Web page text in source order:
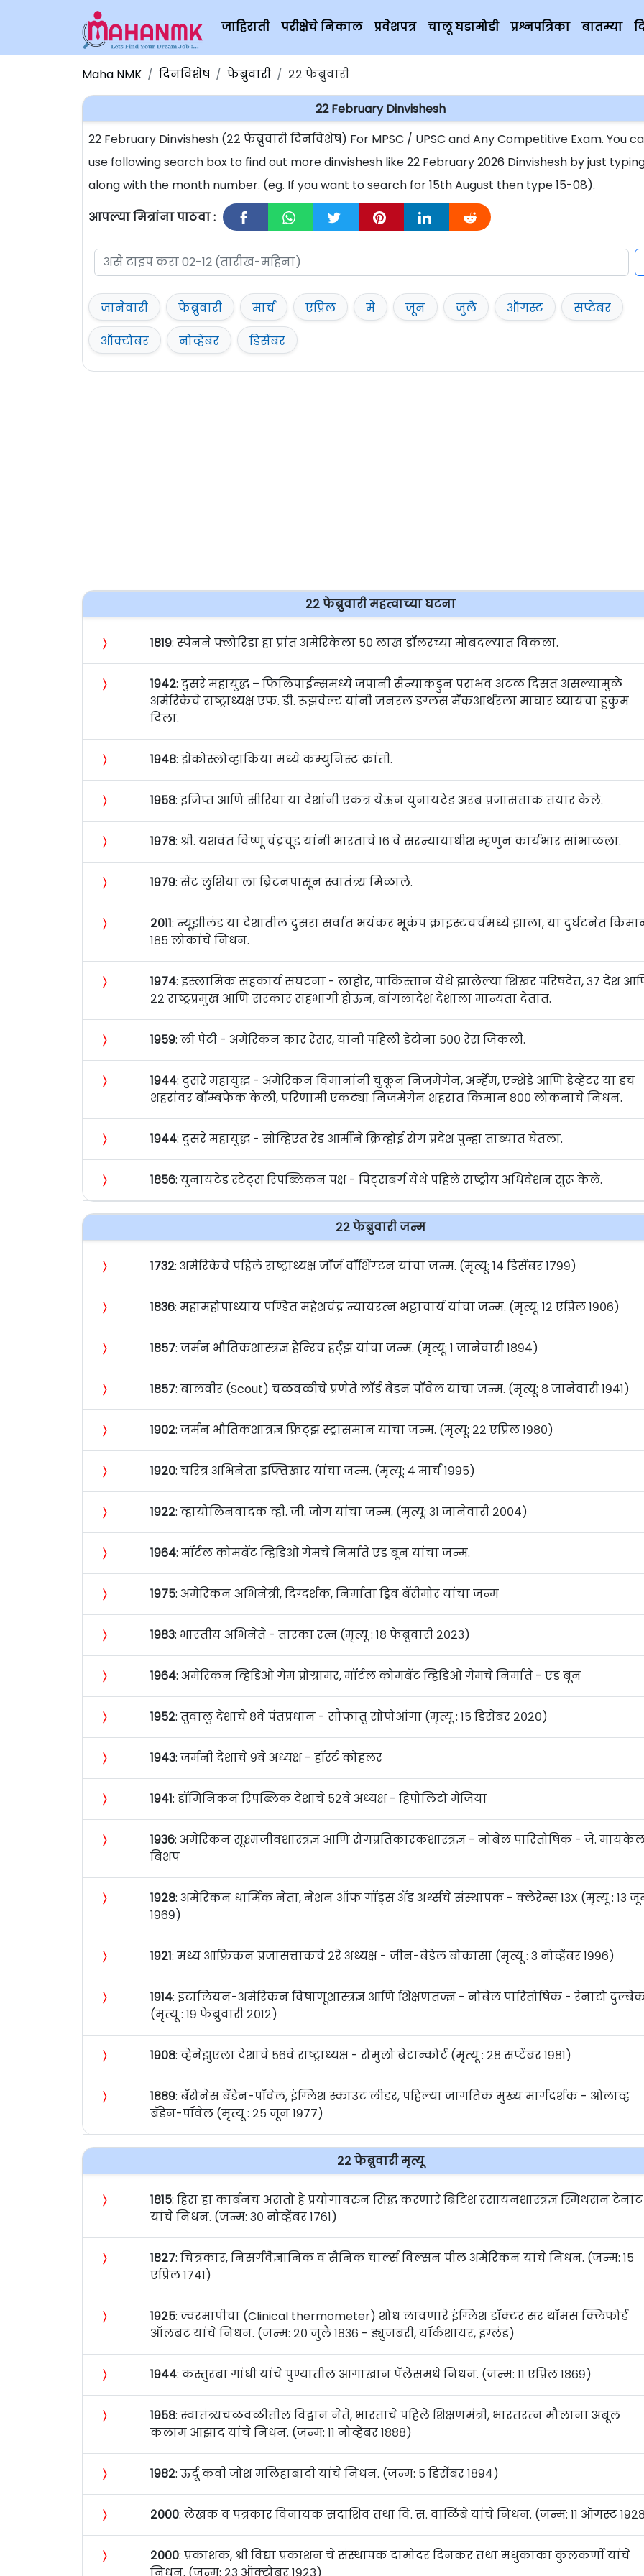
जाहिराती परीक्षेचे निकाल प्रवेशपत्र चालू घडामोडी प्रश्नपत्रिका बातम्या
Maha NMK दिनविशेष फेब्रुवारी २२ फेब्रुवारी
22 February Dinvishesh
22 February Dinvishesh (२२ फेब्रुवारी दिनविशेष) For MPSC / UPSC and Any Competitive Exam. You
use following search box to find out more dinvishesh like 22 February 2026 Dinvishesh by just
along with the month number. (eg. If you want to search for 15th August then type 15-08).
आपल्या मित्रांना पाठवा :
जानेवारी फेब्रुवारी मार्च एप्रिल मे जून जुलै ऑगस्ट
सप्टेंबर
ऑक्टोबर
नोव्हेंबर डिसेंबर
२२ फेब्रुवारी महत्वाच्या घटना
〉 १८१९: स्पेनने फ्लोरिडा हा प्रांत अमेरिकेला ५० लाख डॉलरच्या मोबदल्यात विकला.
〉 १९४२: दुसरे महायुद्ध – फिलिपाईन्समध्ये जपानी सैन्याकडुन पराभव अटळ दिसत असल्यामुळे
अमेरिकेचे राष्ट्राध्यक्ष एफ. डी. रूझवेल्ट यांनी जनरल डग्लस मॅकआर्थरला माघार घ्यायचा हुकुम
दिला.
〉 १९४८: झेकोस्लोव्हाकिया मध्ये कम्युनिस्ट क्रांती.
〉 १९५८: इजिप्त आणि सीरिया या देशांनी एकत्र येऊन युनायटेड अरब प्रजासत्ताक तयार केले.
〉 १९७८: श्री. यशवंत विष्णू चंद्रचूड यांनी भारताचे १६ वे सरन्यायाधीश म्हणुन कार्यभार सांभाळला.
〉 १९७९: सेंट लुशिया ला ब्रिटनपासून स्वातंत्र्य मिळाले.
〉 २०११: न्यूझीलंड या देशातील दुसरा सर्वात भयंकर भूकंप क्राइस्टचर्चमध्ये झाला, या दुर्घटनेत
१८५ लोकांचे निधन.
〉 १९७४: इस्लामिक सहकार्य संघटना - लाहोर, पाकिस्तान येथे झालेल्या शिखर परिषदेत, ३७ देश
२२ राष्ट्रप्रमुख आणि सरकार सहभागी होऊन, बांगलादेश देशाला मान्यता देतात.
〉 १९५९: ली पेटी - अमेरिकन कार रेसर, यांनी पहिली डेटोना ५०० रेस जिकली.
〉 १९४४: दुसरे महायुद्ध - अमेरिकन विमानांनी चुकून निजमेगेन, अर्न्हेम, एन्शेडे आणि डेव्हेंटर या डच
शहरांवर बॉम्बफेक केली, परिणामी एकट्या निजमेगेन शहरात किमान ८०० लोकनाचे निधन.
〉 १९४४: दुसरे महायुद्ध - सोव्हिएत रेड आर्मीने क्रिव्होई रोग प्रदेश पुन्हा ताब्यात घेतला.
〉 १८५६: युनायटेड स्टेट्स रिपब्लिकन पक्ष - पिट्सबर्ग येथे पहिले राष्ट्रीय अधिवेशन सुरू केले.
२२ फेब्रुवारी जन्म
〉 १७३२: अमेरिकेचे पहिले राष्ट्राध्यक्ष जॉर्ज वॉशिंग्टन यांचा जन्म. (मृत्यू: १४ डिसेंबर १७९९)
〉 १८३६: महामहोपाध्याय पण्डित महेशचंद्र न्यायरत्‍न भट्टाचार्य यांचा जन्म. (मृत्यू: १२ एप्रिल १९०६)
〉 १८५७: जर्मन भौतिकशास्त्रज्ञ हेन्‍रिच हर्ट्‌झ यांचा जन्म. (मृत्यू: १ जानेवारी १८९४)
〉 १८५७: बालवीर (Scout) चळवळीचे प्रणेते लॉर्ड बेडन पॉवेल यांचा जन्म. (मृत्यू: ८ जानेवारी १९४१)
〉 १९०२: जर्मन भौतिकशात्रज्ञ फ्रिट्झ स्ट्रासमान यांचा जन्म. (मृत्यू: २२ एप्रिल १९८०)
〉 १९२०: चरित्र अभिनेता इफ्तिखार यांचा जन्म. (मृत्यू: ४ मार्च १९९५)
〉 १९२२: व्हायोलिनवादक व्ही. जी. जोग यांचा जन्म. (मृत्यू: ३१ जानेवारी २००४)
〉 १९६४: मॉर्टल कोमबॅट व्हिडिओ गेमचे निर्माते एड बून यांचा जन्म.
〉 १९७५: अमेरिकन अभिनेत्री, दिग्दर्शक, निर्माता ड्रिव बॅरीमोर यांचा जन्म
〉 १९८३: भारतीय अभिनेते - तारका रत्न (मृत्यू : १८ फेब्रुवारी २०२३)
〉 १९६४: अमेरिकन व्हिडिओ गेम प्रोग्रामर, मॉर्टल कोमबॅट व्हिडिओ गेमचे निर्माते - एड बून
〉 १९५२: तुवालु देशाचे ८वे पंतप्रधान - सौफातु सोपोआंगा (मृत्यू : १५ डिसेंबर २०२०)
〉 १९४३: जर्मनी देशाचे ९वे अध्यक्ष - हॉर्स्ट कोहलर
〉 १९४१: डॉमिनिकन रिपब्लिक देशाचे ५२वे अध्यक्ष - हिपोलिटो मेजिया
〉 १९३६: अमेरिकन सूक्ष्मजीवशास्त्रज्ञ आणि रोगप्रतिकारकशास्त्रज्ञ - नोबेल पारितोषिक - जे.
बिशप
〉 १९२८: अमेरिकन धार्मिक नेता, नेशन ऑफ गॉड्स अँड अर्थ्सचे संस्थापक - क्लेरेन्स 13X (मृत्यू : १३
१९६९)
〉 १९२१: मध्य आफ्रिकन प्रजासत्ताकचे २रे अध्यक्ष - जीन-बेडेल बोकासा (मृत्यू : ३ नोव्हेंबर १९९६)
〉 १९१४: इटालियन-अमेरिकन विषाणूशास्त्रज्ञ आणि शिक्षणतज्ज्ञ - नोबेल पारितोषिक - रेनाटो
(मृत्यू : १९ फेब्रुवारी २०१२)
〉 १९०८: व्हेनेझुएला देशाचे ५६वे राष्ट्राध्यक्ष - रोमुलो बेटान्कोर्ट (मृत्यू : २८ सप्टेंबर १९८१)
〉 १८८९: बॅरोनेस बॅडेन-पॉवेल, इंग्लिश स्काउट लीडर, पहिल्या जागतिक मुख्य मार्गदर्शक - ओलाव्ह
बॅडेन-पॉवेल (मृत्यू : २५ जून १९७७)
२२ फेब्रुवारी मृत्यू
〉 १८१५: हिरा हा कार्बनच असतो हे प्रयोगावरुन सिद्ध करणारे ब्रिटिश रसायनशास्त्रज्ञ स्मिथसन टेनांट
यांचे निधन. (जन्म: ३० नोव्हेंबर १७६१)
〉 १८२७: चित्रकार, निसर्गवैज्ञानिक व सैनिक चार्ल्स विल्सन पील अमेरिकन यांचे निधन. (जन्म: १५
एप्रिल १७४१)
〉 १९२५: ज्वरमापीचा (Clinical thermometer) शोध लावणारे इंग्लिश डॉक्टर सर थॉमस क्लिफोर्ड
ऑलबट यांचे निधन. (जन्म: २० जुलै १८३६ - ड्युजबरी, यॉर्कशायर, इंग्लंड)
〉 १९४४: कस्तुरबा गांधी यांचे पुण्यातील आगाखान पॅलेसमधे निधन. (जन्म: ११ एप्रिल १८६९)
〉 १९५८: स्वातंत्र्यचळवळीतील विद्वान नेते, भारताचे पहिले शिक्षणमंत्री, भारतरत्‍न मौलाना अबूल
कलाम आझाद यांचे निधन. (जन्म: ११ नोव्हेंबर १८८८)
〉 १९८२: ऊर्दू कवी जोश मलिहाबादी यांचे निधन. (जन्म: ५ डिसेंबर १८९४)
〉 २०००: लेखक व पत्रकार विनायक सदाशिव तथा वि. स. वाळिंबे यांचे निधन. (जन्म: ११ ऑगस्ट
〉 २०००: प्रकाशक, श्री विद्या प्रकाशन चे संस्थापक दामोदर दिनकर तथा मधुकाका कुलकर्णी यांचे